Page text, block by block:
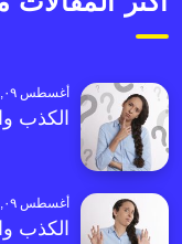
أغسطس ٠٩, ٢٠٢٣
الكذب
أغسطس ٠٩, ٢٠٢٣
الكذب